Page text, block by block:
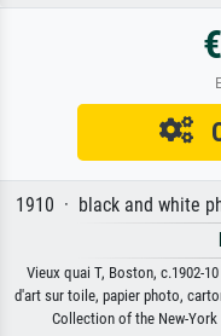
1910 · black and white
Vieux quai T, Boston, c.1902-
d'art sur toile, papier photo,
Collection of the New-